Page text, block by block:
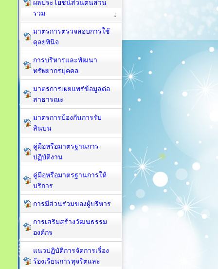
ผลประโยชน์ส่วนตนส่วน
รวม
มาตรการตรวจสอบการใช้
ดุลยพินิจ
การบริหารและพัฒนา
ทรัพยากรบุคคล
มาตรการเผยแพร่ข้อมูลต่อ
สาธารณะ
มาตรการป้องกันการรับ
สินบน
คู่มือหรือมาตรฐานการ
ปฏิบัติงาน
คู่มือหรือมาตรฐานการให้
บริการ
การมีส่วนร่วมของผู้บริหาร
การเสริมสร้างวัฒนธรรม
องค์กร
แนวปฏิบัติการจัดการเรื่อง
ร้องเรียนการทุจริตและ